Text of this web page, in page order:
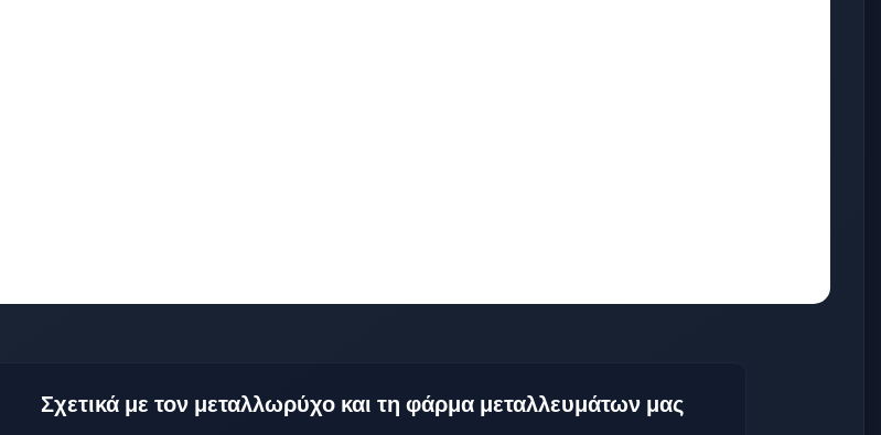
Σχετικά με τον μεταλλωρύχο και τη φάρμα μεταλλευμάτων μας